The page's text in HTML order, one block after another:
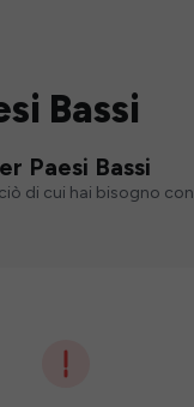
Bassi
Paesi Bassi
di cui hai bisogno con